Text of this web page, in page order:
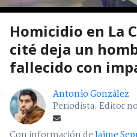
Homicidio en La
cité deja un
fallecido con
Antonio González
Periodista. Editor